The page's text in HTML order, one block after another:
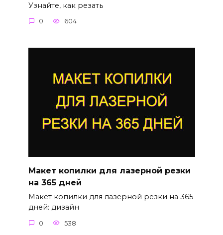
Узнайте, как резать
0 604
Макет копилки для лазерной резки
на 365 дней
Макет копилки для лазерной резки на 365
дней: дизайн
0 538